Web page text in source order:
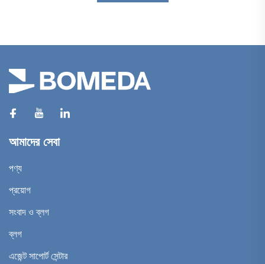
আমাদের সেবা
পণ্য
প্রয়োগ
সংবাদ ও ব্লগ
ব্লগ
এজেন্ট সাপোর্ট সেন্টার